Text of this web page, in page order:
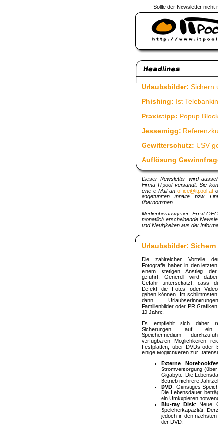
Sollte der Newsletter nicht
Urlaubsbilder: Sichern
Phishing: Ist
Praxistipp: Popup-
Jessernigg:
Gewitterschutz: USV
Auflösung
Dieser Newsletter wird
Firma ITpool versandt. Sie
eine e-Mail an office@itpool.at
angeführten Inhalte bzw.
übernommen.
Medienherausgeber: Ernst
monatlich erscheinende
und Neuigkeiten aus der
Urlaubsbilder:
Die zahlreichen Vorteile
Fotografie haben in den
einem stetigen Anstieg der
geführt. Generell wird
Gefahr unterschätzt, dass
Defekt die Fotos oder
gehen können. Im
dann
Familienbilder oder PR
10 Jahre.
Es empfiehlt sich daher
Sicherungen auf ein
Speichermedium
verfügbaren Möglichkeiten
Festplatten, über DVDs oder
einige Möglichkeiten zur
Externe
Stromversorgung
Gigabyte. Die
Betrieb mehrere
DVD: Günstiges
Die Lebensdauer
ein Umkopieren
Blu-ray Disk: Neue
Speicherkapazität.
jedoch in den
der DVD.